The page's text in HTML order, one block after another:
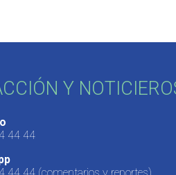
Y
44 44
44 44 (comentarios y reportes)